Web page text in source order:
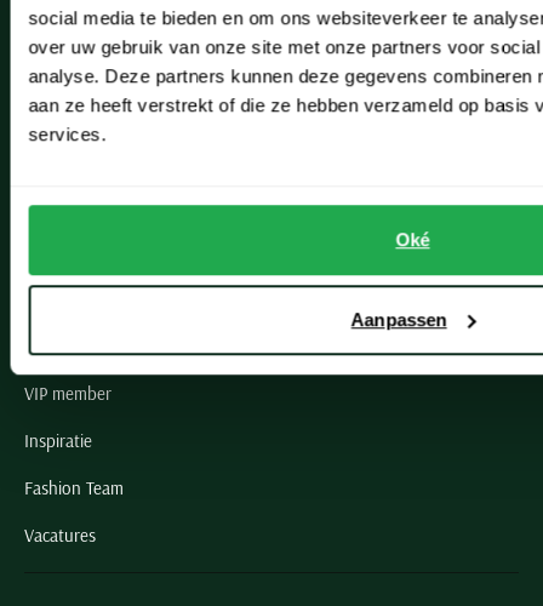
social media te bieden en om ons websiteverkeer te
over uw gebruik van onze site met onze partners voor
analyse. Deze partners kunnen deze gegevens combineren
aan ze heeft verstrekt of die ze hebben verzameld op basis
services.
Oké
Aanpassen
Noordwijk
Oegstgeest
Paul & Shark specialist
VIP member
Inspiratie
Fashion Team
Vacatures